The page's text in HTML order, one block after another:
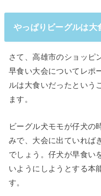
やっぱりビーグルは大
さて、高雄市のショッピ
早食い大会についてレポ
ルは大食いだったという
ます。
ビーグル犬モモが仔犬の
みで、大会に出ていれば
でしょう。仔犬が早食い
いようにしようとする本
す。